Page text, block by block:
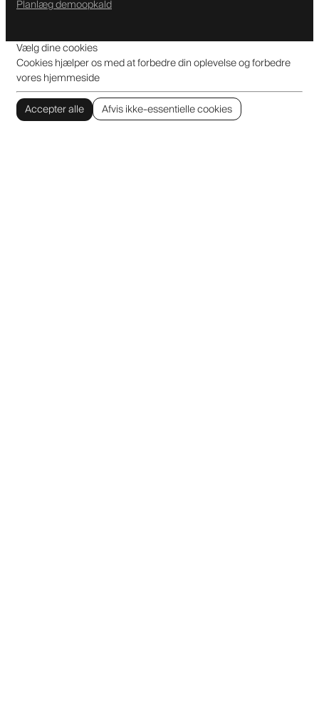
Planlæg demoopkald
Vælg dine cookies
Cookies hjælper os med at forbedre din oplevelse og forbedre
vores hjemmeside
Accepter alle
Afvis ikke-essentielle cookies